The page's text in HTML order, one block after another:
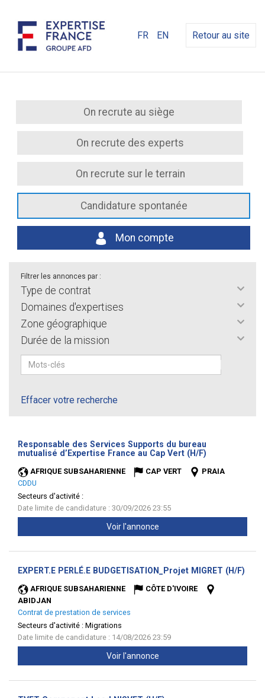
FR EN Retour au site
On recrute au siège
On recrute des experts
On recrute sur le terrain
Candidature spontanée
Mon compte
Filtrer les annonces par :
Type de contrat
Domaines d'expertises
Zone géographique
Durée de la mission
Effacer votre recherche
Responsable des Services Supports du bureau
mutualisé d’Expertise France au Cap Vert (H/F)
AFRIQUE SUBSAHARIENNE CAP VERT
PRAIA
CDDU
Secteurs d'activité :
Date limite de candidature : 30/09/2026 23:55
Voir l'annonce
EXPERT.E PERLÉ.E BUDGETISATION_Projet MIGRET (H/F)
AFRIQUE SUBSAHARIENNE
CÔTE D'IVOIRE
ABIDJAN
Contrat de prestation de services
Secteurs d'activité : Migrations
Date limite de candidature : 14/08/2026 23:59
Voir l'annonce